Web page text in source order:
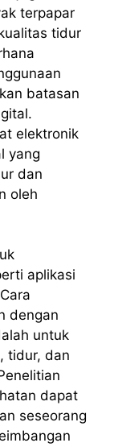
terpapar
tidur
batasan
elektronik
yang
dan
oleh
aplikasi
dengan
untuk
tidur, dan
dapat
seseorang